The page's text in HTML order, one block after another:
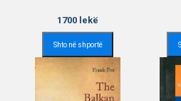
1700 lekë
Shto në shportë